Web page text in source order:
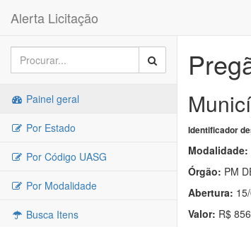
Alerta Licitação
Painel geral
Por Estado
Por Código UASG
Por Modalidade
Busca Itens
Identificador
Modalidade:
Órgão: PM
Abertura:
Valor: R$